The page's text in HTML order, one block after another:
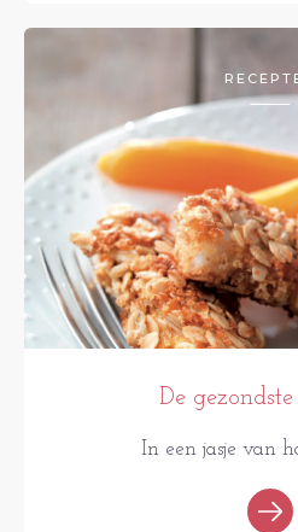
De
In een jasje van